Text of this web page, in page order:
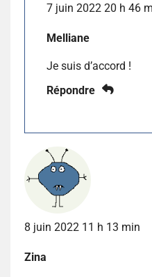
7 juin 2022 20 h 46
Melliane
Je suis d’accord !
Répondre
8 juin 2022 11 h 13 min
Zina